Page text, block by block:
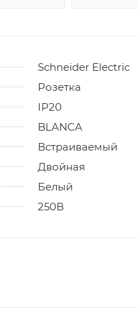
Schneider Electric
Розетка
IP20
BLANCA
Встраиваемый
Двойная
Белый
250В